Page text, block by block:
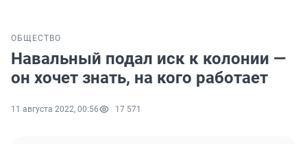
ОБЩЕСТВО
Навальный подал иск к колонии —
он хочет знать, на кого работает
11 августа 2022, 00:56 17 571